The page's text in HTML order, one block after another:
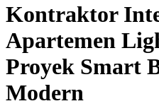
Kontraktor
Apartemen
Proyek Smart
Modern